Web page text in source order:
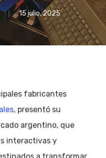
15 julio, 2025
fabricantes
, presentó su
argentino, que
interactivas y